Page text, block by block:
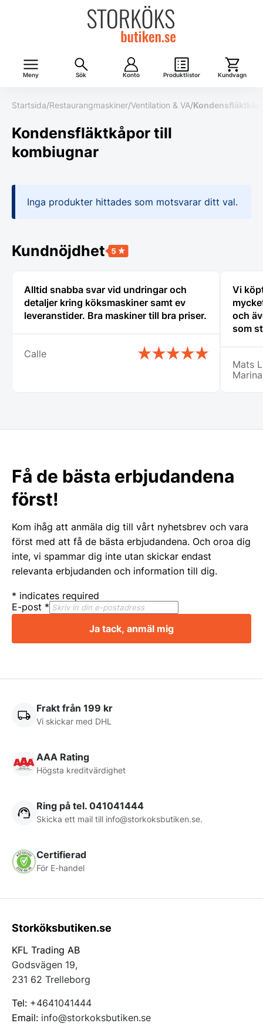
Meny Sök Konto Produktlistor Kundvagn
Startsida/Restaurangmaskiner/Ventilation & VA/
Kondensfläktkåpor till
kombiugnar
Inga produkter hittades som motsvarar ditt val.
Kundnöjdhet
Alltid snabba svar vid undringar och
detaljer kring köksmaskiner samt ev
leveranstider. Bra maskiner till bra priser.
Calle
Vi
och
som
ny i
min
Mats
Få de bästa erbjudandena
först!
Kom ihåg att anmäla dig till vårt nyhetsbrev och vara
först med att få de bästa erbjudandena. Och oroa dig
inte, vi spammar dig inte utan skickar endast
relevanta erbjudanden och information till dig.
* indicates required
E-post *
Ja tack, anmäl mig
Frakt från 199 kr
Vi skickar med DHL
AAA Rating
Högsta kreditvärdighet
Ring på tel. 041041444
Skicka ett mail till info@storkoksbutiken.se.
Certifierad
För E-handel
Storköksbutiken.se
KFL Trading AB
Godsvägen 19,
231 62 Trelleborg
Tel: +4641041444
Email: info@storkoksbutiken.se